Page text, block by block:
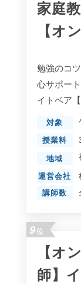
家庭
【オ
勉強のコ
心サポー
イトベア
対象
授業料
地域
運営会社
講師数
9位
【オ
師】